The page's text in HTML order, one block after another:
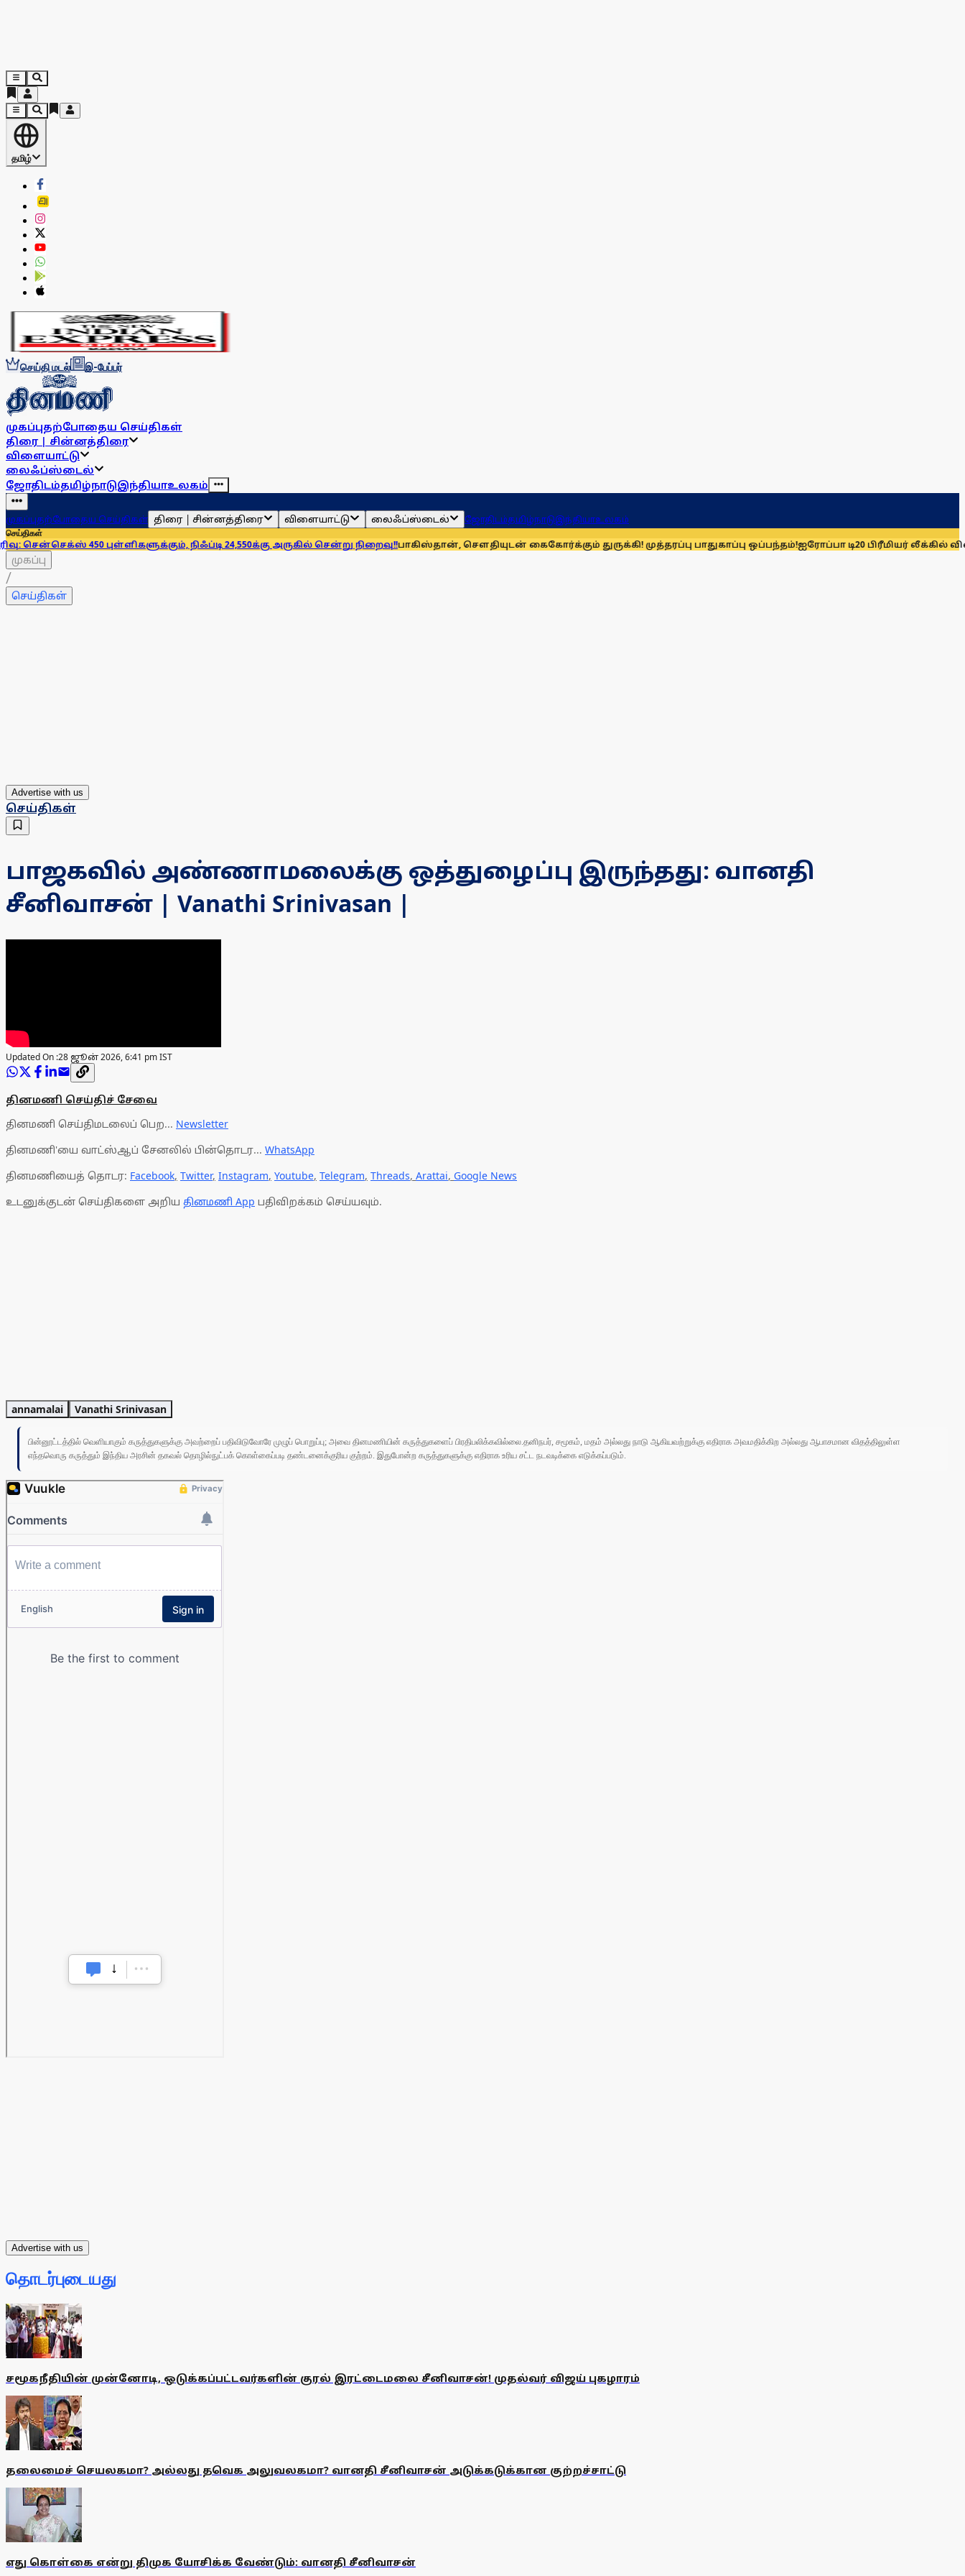
தமிழ்
செய்தி மடல் இ-பேப்பர்
முகப்புதற்போதைய செய்திகள்
திரை | சின்னத்திரை
விளையாட்டு
லைஃப்ஸ்டைல்
ஜோதிடம்தமிழ்நாடுஇந்தியாஉலகம்
முகப்புதற்போதைய செய்திகள் திரை | சின்னத்திரை விளையாட்டு லைஃப்ஸ்டைல் ஜோதிடம்தமிழ்நாடுஇந்தியாஉலகம்
செய்திகள்
450 புள்ளிகளுக்கும், நிஃப்டி 24,550க்கு அருகில் சென்று நிறைவு!!பாகிஸ்தான், சௌதியுடன் கைகோர்க்கும் துருக்கி! முத்தரப்பு பாதுகாப்பு ஒப்பந்தம்!ஐரோப்பா டி20 பிரீமியர் லீக்கில்
முகப்பு
/
செய்திகள்
Advertise with us
செய்திகள்
பாஜகவில் அண்ணாமலைக்கு ஒத்துழைப்பு இருந்தது: வானதி
சீனிவாசன் | Vanathi Srinivasan |
Updated On :28 ஜூன் 2026, 6:41 pm IST
தினமணி செய்திச் சேவை
தினமணி செய்திமடலைப் பெற... Newsletter
தினமணி'யை வாட்ஸ்ஆப் சேனலில் பின்தொடர... WhatsApp
தினமணியைத் தொடர: Facebook, Twitter, Instagram, Youtube, Telegram, Threads, Arattai, Google News
உடனுக்குடன் செய்திகளை அறிய தினமணி App பதிவிறக்கம் செய்யவும்.
annamalai Vanathi Srinivasan
பின்னூட்டத்தில் வெளியாகும் கருத்துகளுக்கு அவற்றைப் பதிவிடுவோரே முழுப் பொறுப்பு; அவை தினமணியின் கருத்துகளைப் பிரதிபலிக்கவில்லை.தனிநபர், சமூகம், மதம் அல்லது நாடு ஆகியவற்றுக்கு எதிராக அவமதிக்கிற அல்லது ஆபாசமான விதத்திலுள்ள
எந்தவொரு கருத்தும் இந்திய அரசின் தகவல் தொழில்நுட்பக் கொள்கைப்படி தண்டனைக்குரிய குற்றம். இதுபோன்ற கருத்துகளுக்கு எதிராக உரிய சட்ட நடவடிக்கை எடுக்கப்படும்.
Advertise with us
தொடர்புடையது
சமூகநீதியின் முன்னோடி, ஒடுக்கப்பட்டவர்களின் குரல் இரட்டைமலை சீனிவாசன்! முதல்வர் விஜய் புகழாரம்
தலைமைச் செயலகமா? அல்லது தவெக அலுவலகமா? வானதி சீனிவாசன் அடுக்கடுக்கான குற்றச்சாட்டு
எது கொள்கை என்று திமுக யோசிக்க வேண்டும்: வானதி சீனிவாசன்